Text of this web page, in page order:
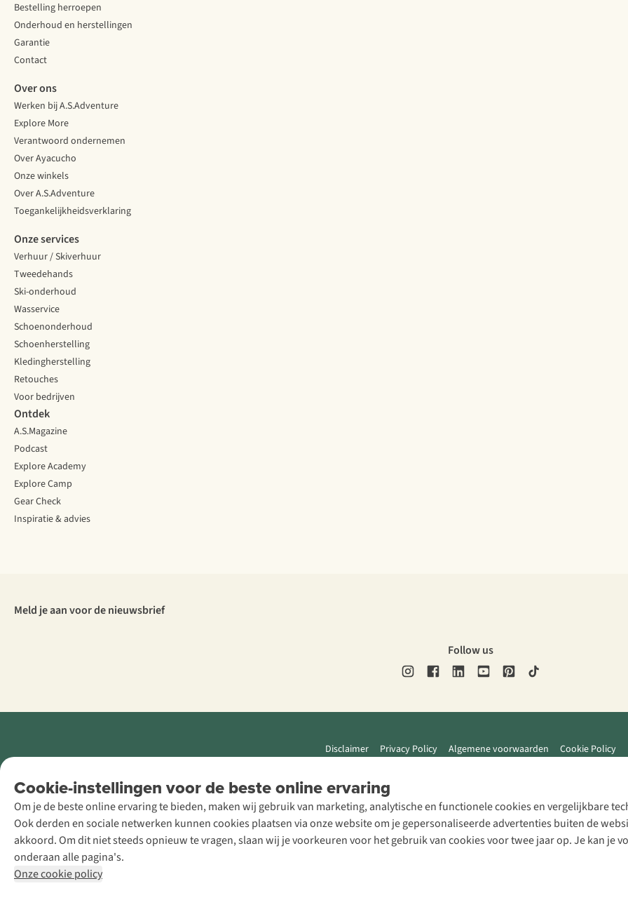
Cookie-instellingen voor de beste online ervaring
Om je de beste online ervaring te bieden, maken wij gebruik van marketing, analytische en functionele cookies en vergelijkbare
Ook derden en sociale netwerken kunnen cookies plaatsen via onze website om je gepersonaliseerde advertenties buiten de
akkoord. Om dit niet steeds opnieuw te vragen, slaan wij je voorkeuren voor het gebruik van cookies voor twee jaar op. Je kan je
onderaan alle pagina's.
Onze cookie policy
Bestelling herroepen
Onderhoud en herstellingen
Garantie
Contact
Over ons
Werken bij A.S.Adventure
Explore More
Verantwoord ondernemen
Over Ayacucho
Onze winkels
Over A.S.Adventure
Toegankelijkheidsverklaring
Onze services
Verhuur / Skiverhuur
Tweedehands
Ski-onderhoud
Wasservice
Schoenonderhoud
Schoenherstelling
Kledingherstelling
Retouches
Voor bedrijven
Ontdek
A.S.Magazine
Podcast
Explore Academy
Explore Camp
Gear Check
Inspiratie & advies
Meld je aan voor de nieuwsbrief
Follow us
Disclaimer Privacy Policy Algemene voorwaarden Cookie Policy
Retail Concepts
NV,
Smallandlaan
9, B-2660
Hoboken
+32 (0)3 828
30 15